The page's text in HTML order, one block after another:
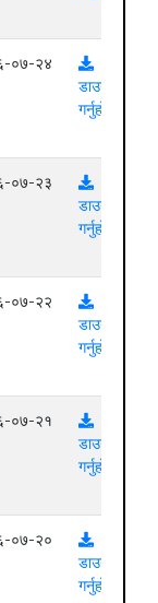
०७-२४
डाउनलोड
गर्नुहोस्
०७-२३
डाउनलोड
गर्नुहोस्
०७-२२
डाउनलोड
गर्नुहोस्
०७-२१
डाउनलोड
गर्नुहोस्
०७-२०
डाउनलोड
गर्नुहोस्